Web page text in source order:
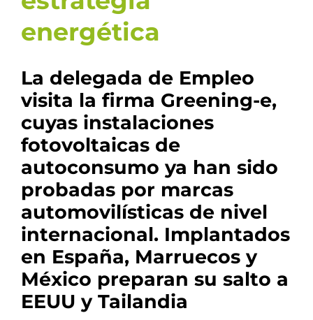
energética
La delegada de Empleo
visita la firma Greening-e,
cuyas instalaciones
fotovoltaicas de
autoconsumo ya han sido
probadas por marcas
automovilísticas de nivel
internacional. Implantados
en España, Marruecos y
México preparan su salto a
EEUU y Tailandia